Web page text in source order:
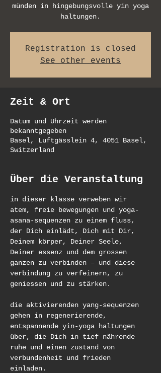
münden in hingebungsvolle yin yoga
Registration is closed
See other events
Zeit & Ort
Datum und Uhrzeit werden
bekanntgegeben
Basel, Luftgässlein 4, 4051 Basel,
Switzerland
Über die Veranstaltung
in dieser klasse verweben wir
atem, freie bewegungen und yoga-
asana-sequenzen zu einem fluss,
der Dich einlädt, Dich mit Dir,
Deinem körper, Deiner Seele,
Deiner essenz und dem grossen
ganzen zu verbinden – und diese
verbindung zu verfeinern, zu
geniessen und zu stärken.
die aktivierenden yang-sequenzen
gehen in regenerierende,
entspannende yin-yoga haltungen
über, die Dich in tief nährende
ruhe und einen zustand von
verbundenheit und frieden
einladen.